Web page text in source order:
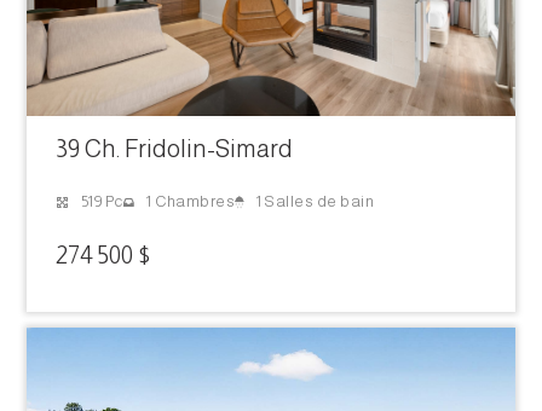
39 Ch. Fridolin-Simard
519 Pc 1 Chambres 1 Salles de bain
274 500 $